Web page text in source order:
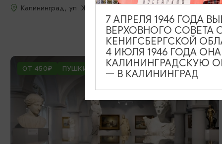
Калининград, ул. Железнодорожная, д. 13-23
ОТ 450₽ ПУШКИНСКАЯ КАРТА
7 АПРЕЛЯ 1946 ГОДА
ВЕРХОВНОГО СОВЕТА
КЕНИГСБЕРГСКОЙ
4 ИЮЛЯ 1946 ГОДА
КАЛИНИНГРАДСКУЮ
— В КАЛИНИНГРАД